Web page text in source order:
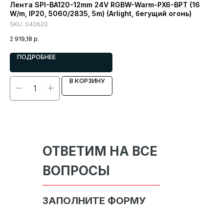
Лента SPI-BA120-12mm 24V RGBW-Warm-PX6-BPT (16
W/m, IP20, 5060/2835, 5m) (Arlight, бегущий огонь)
SKU: 040620
2 919,18 р.
ПОДРОБНЕЕ
В КОРЗИНУ
ОТВЕТИМ НА ВСЕ
ВОПРОСЫ
ЗАПОЛНИТЕ ФОРМУ